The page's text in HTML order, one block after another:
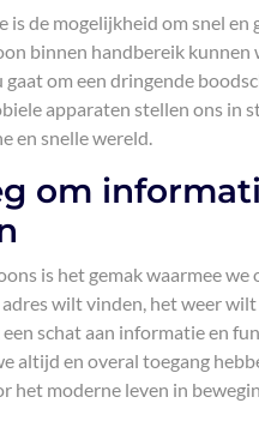
de mogelijkheid om snel
binnen handbereik
gaat om een dringende
apparaten stellen ons in
en snelle wereld.
om
is het gemak waarmee
wilt vinden, het weer
schat aan informatie en
altijd en overal toegang
het moderne leven in